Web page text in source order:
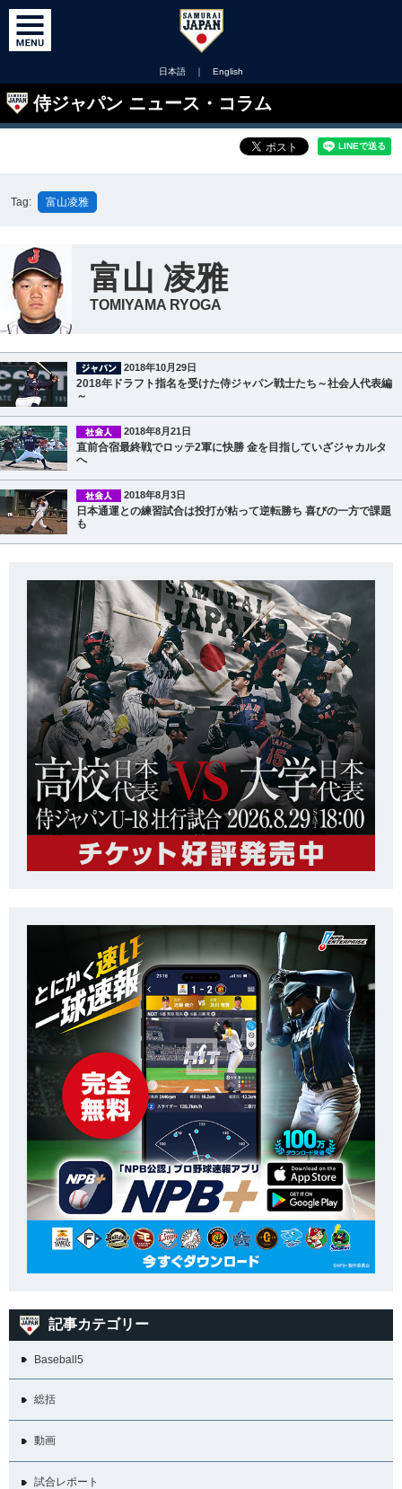
日本語 ｜ English
侍ジャパン ニュース・コラム
Tag: 富山凌雅
富山 凌雅
TOMIYAMA RYOGA
2018年10月29日
2018年ドラフト指名を受けた侍ジャパン戦士たち～社会人代表編
～
2018年8月21日
直前合宿最終戦でロッテ2軍に快勝 金を目指していざジャカルタ
へ
2018年8月3日
日本通運との練習試合は投打が粘って逆転勝ち 喜びの一方で課題
も
記事カテゴリー
Baseball5
総括
動画
試合レポート